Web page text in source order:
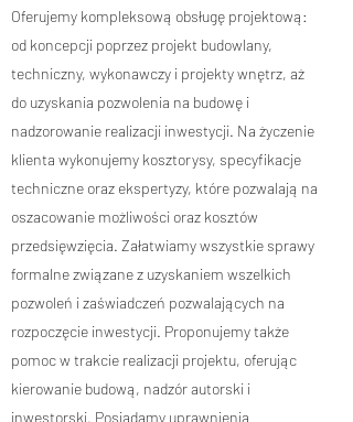
Oferujemy kompleksową obsługę projektową:
od koncepcji poprzez projekt budowlany,
techniczny, wykonawczy i projekty wnętrz, aż
do uzyskania pozwolenia na budowę i
nadzorowanie realizacji inwestycji. Na życzenie
klienta wykonujemy kosztorysy, specyfikacje
techniczne oraz ekspertyzy, które pozwalają na
oszacowanie możliwości oraz kosztów
przedsięwzięcia. Załatwiamy wszystkie sprawy
formalne związane z uzyskaniem wszelkich
pozwoleń i zaświadczeń pozwalających na
rozpoczęcie inwestycji. Proponujemy także
pomoc w trakcie realizacji projektu, oferując
kierowanie budową, nadzór autorski i
inwestorski. Posiadamy uprawnienia